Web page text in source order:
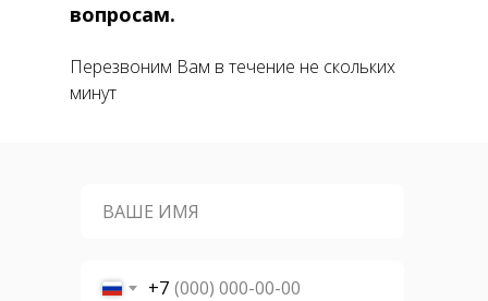
+7
вопросам.
Перезвоним Вам в течение не скольких
минут